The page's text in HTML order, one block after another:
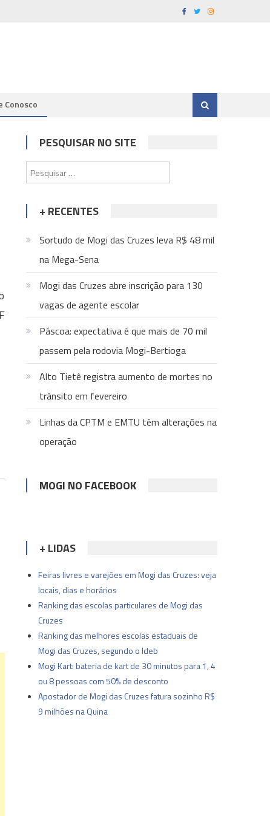
Conosco
PESQUISAR NO SITE
por:
+ RECENTES
Sortudo de Mogi das Cruzes leva R$ 48 mil
na Mega-Sena
Mogi das Cruzes abre inscrição para 130
vagas de agente escolar
Páscoa: expectativa é que mais de 70 mil
passem pela rodovia Mogi-Bertioga
Alto Tietê registra aumento de mortes no
trânsito em fevereiro
Linhas da CPTM e EMTU têm alterações na
operação
MOGI NO FACEBOOK
+ LIDAS
Feiras livres e varejões em Mogi das Cruzes: veja
locais, dias e horários
Ranking das escolas particulares de Mogi das
Cruzes
Ranking das melhores escolas estaduais de
Mogi das Cruzes, segundo o Ideb
Mogi Kart: bateria de kart de 30 minutos para 1, 4
ou 8 pessoas com 50% de desconto
Apostador de Mogi das Cruzes fatura sozinho R$
9 milhões na Quina